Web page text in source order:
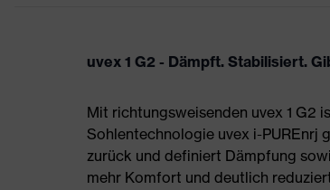
uvex 1 G2 - Dämpft. Stabilisiert.
Mit richtungsweisenden uvex 1 G2
Sohlentechnologie uvex i-PUREnrj
zurück und definiert Dämpfung
mehr Komfort und deutlich